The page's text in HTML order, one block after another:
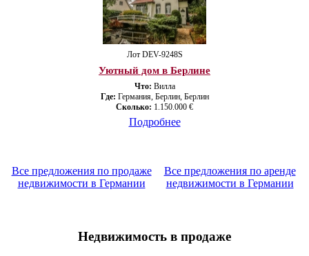
Лот DEV-9248S
Уютный дом в Берлине
Что: Вилла
Где: Германия, Берлин, Берлин
Сколько: 1.150.000 €
Подробнее
Все предложения по продаже
недвижимости в Германии
Все предложения по аренде
недвижимости в Германии
Недвижимость в продаже